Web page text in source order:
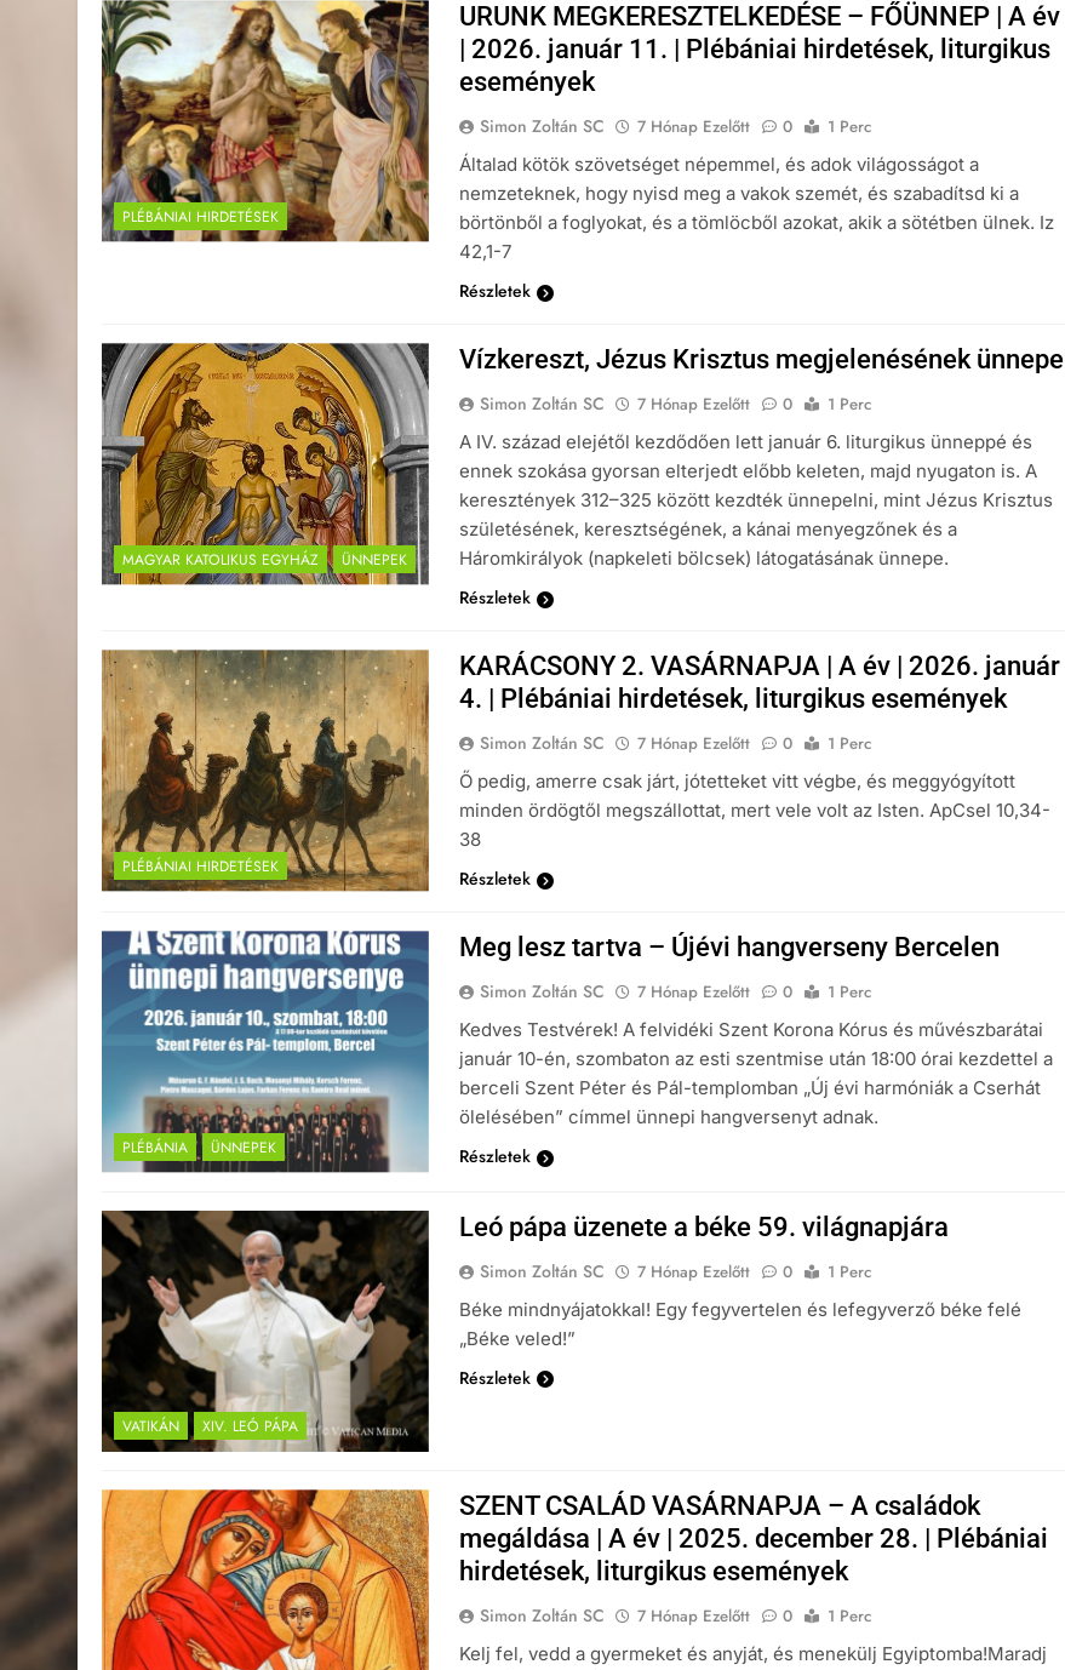
PLÉBÁNIAI HIRDETÉSEK
URUNK MEGKERESZTELKEDÉSE – FŐÜNNEP | A év
| 2026. január 11. | Plébániai hirdetések, liturgikus
események
Simon Zoltán SC 7 Hónap Ezelőtt 0
1 Perc
Általad kötök szövetséget népemmel, és adok világosságot a
nemzeteknek, hogy nyisd meg a vakok szemét, és szabadítsd ki a
börtönből a foglyokat, és a tömlöcből azokat, akik a sötétben ülnek. Iz
42,1-7
Részletek
MAGYAR KATOLIKUS EGYHÁZ ÜNNEPEK
Vízkereszt, Jézus Krisztus megjelenésének ünnepe
Simon Zoltán SC 7 Hónap Ezelőtt 0
1 Perc
A IV. század elejétől kezdődően lett január 6. liturgikus ünneppé és
ennek szokása gyorsan elterjedt előbb keleten, majd nyugaton is. A
keresztények 312–325 között kezdték ünnepelni, mint Jézus Krisztus
születésének, keresztségének, a kánai menyegzőnek és a
Háromkirályok (napkeleti bölcsek) látogatásának ünnepe.
Részletek
PLÉBÁNIAI HIRDETÉSEK
KARÁCSONY 2. VASÁRNAPJA | A év | 2026. január
4. | Plébániai hirdetések, liturgikus események
Simon Zoltán SC 7 Hónap Ezelőtt 0
1 Perc
Ő pedig, amerre csak járt, jótetteket vitt végbe, és meggyógyított
minden ördögtől megszállottat, mert vele volt az Isten. ApCsel 10,34-
38
Részletek
PLÉBÁNIA ÜNNEPEK
Meg lesz tartva – Újévi hangverseny Bercelen
Simon Zoltán SC 7 Hónap Ezelőtt 0
1 Perc
Kedves Testvérek! A felvidéki Szent Korona Kórus és művészbarátai
január 10-én, szombaton az esti szentmise után 18:00 órai kezdettel a
berceli Szent Péter és Pál-templomban „Új évi harmóniák a Cserhát
ölelésében” címmel ünnepi hangversenyt adnak.
Részletek
VATIKÁN XIV. LEÓ PÁPA
Leó pápa üzenete a béke 59. világnapjára
Simon Zoltán SC 7 Hónap Ezelőtt 0
1 Perc
Béke mindnyájatokkal! Egy fegyvertelen és lefegyverző béke felé
„Béke veled!”
Részletek
SZENT CSALÁD VASÁRNAPJA – A családok
megáldása | A év | 2025. december 28. | Plébániai
hirdetések, liturgikus események
Simon Zoltán SC 7 Hónap Ezelőtt 0
1 Perc
Kelj fel, vedd a gyermeket és anyját, és menekülj Egyiptomba!Maradj